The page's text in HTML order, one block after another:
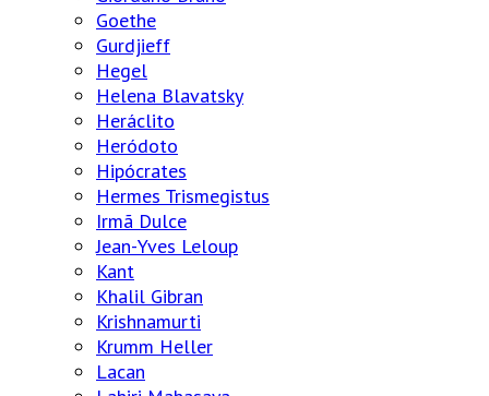
Goethe
Gurdjieff
Hegel
Helena Blavatsky
Heráclito
Heródoto
Hipócrates
Hermes Trismegistus
Irmã Dulce
Jean-Yves Leloup
Kant
Khalil Gibran
Krishnamurti
Krumm Heller
Lacan